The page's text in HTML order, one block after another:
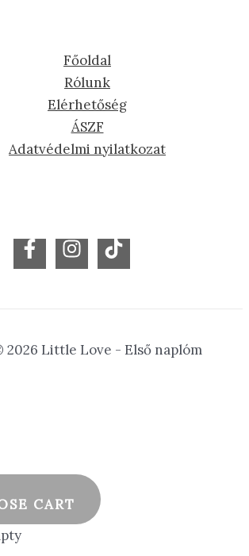
Főoldal
Rólunk
Elérhetőség
ÁSZF
Adatvédelmi nyilatkozat
Little Love - Első naplóm
CART